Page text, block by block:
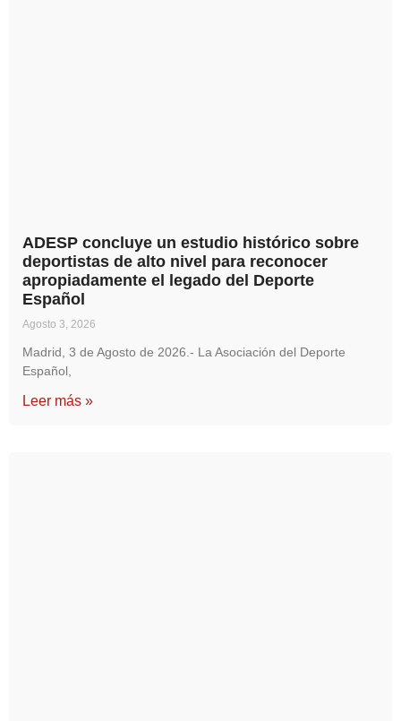
ADESP concluye un estudio histórico sobre
deportistas de alto nivel para reconocer
apropiadamente el legado del Deporte
Español
Agosto 3, 2026
Madrid, 3 de Agosto de 2026.- La Asociación del Deporte
Español,
Leer más »